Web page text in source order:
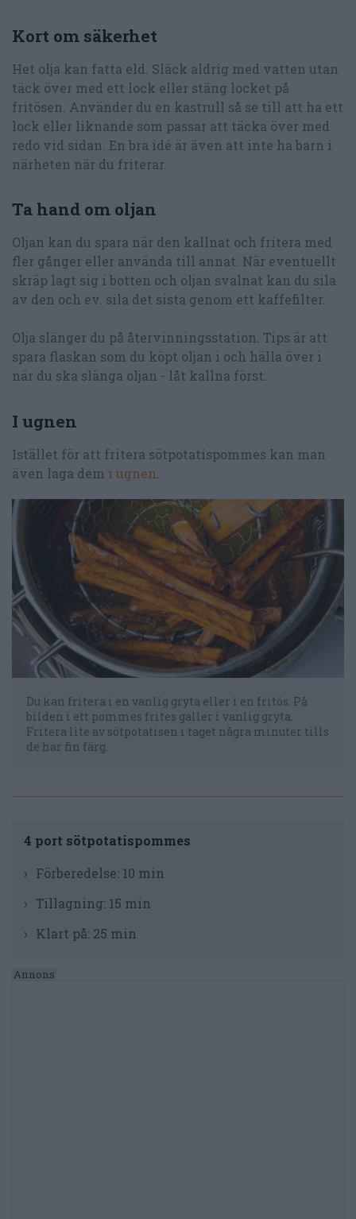
Kort om säkerhet
Het olja kan fatta eld. Släck aldrig med vatten utan
täck över med ett lock eller stäng locket på
fritösen. Använder du en kastrull så se till att ha ett
lock eller liknande som passar att täcka över med
redo vid sidan. En bra idé är även att inte ha barn i
närheten när du friterar.
Ta hand om oljan
Oljan kan du spara när den kallnat och fritera med
fler gånger eller använda till annat. När eventuellt
skräp lagt sig i botten och oljan svalnat kan du sila
av den och ev. sila det sista genom ett kaffefilter.
Olja slänger du på återvinningsstation. Tips är att
spara flaskan som du köpt oljan i och hälla över i
när du ska slänga oljan - låt kallna först.
I ugnen
Istället för att fritera sötpotatispommes kan man
även laga dem i ugnen
Du kan fritera i en vanlig gryta eller i en fritös. På
bilden i ett pommes frites galler i vanlig gryta.
Fritera lite av sötpotatisen i taget några minuter tills
de har fin färg.
4 port sötpotatispommes
Förberedelse: 10 min
Tillagning: 15 min
Klart på: 25 min